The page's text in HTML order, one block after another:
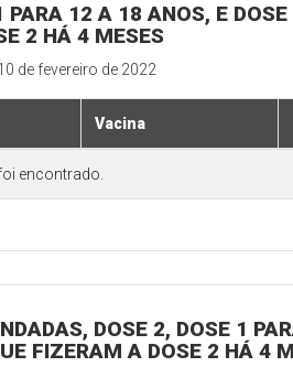
PARA 12 A 18 ANOS, E
2 HÁ 4 MESES
de fevereiro de 2022
Vacina
encontrado.
DOSE 2, DOSE 1
FIZERAM A DOSE 2 HÁ 4